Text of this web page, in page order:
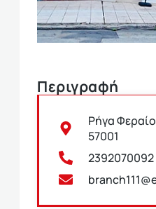
Περιγραφή
Ρήγα
57001
2392070092